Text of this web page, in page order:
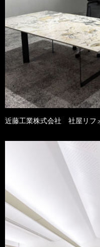
近藤工業株式会社 社屋リフ